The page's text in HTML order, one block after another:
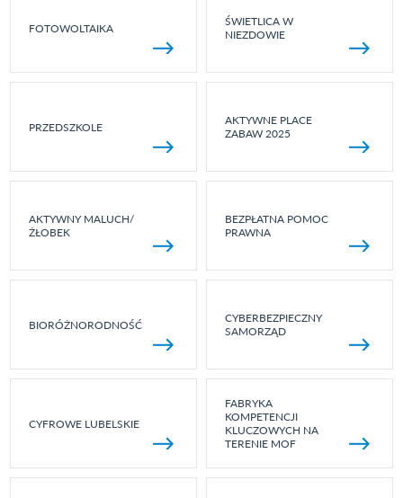
FOTOWOLTAIKA
ŚWIETLICA W
NIEZDOWIE
PRZEDSZKOLE
AKTYWNE PLACE
ZABAW 2025
AKTYWNY MALUCH/
ŻŁOBEK
BEZPŁATNA POMOC
PRAWNA
BIORÓŻNORODNOŚĆ
CYBERBEZPIECZNY
SAMORZĄD
CYFROWE LUBELSKIE
FABRYKA
KOMPETENCJI
KLUCZOWYCH NA
TERENIE MOF